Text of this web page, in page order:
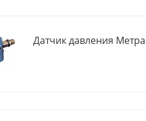
Датчик давления